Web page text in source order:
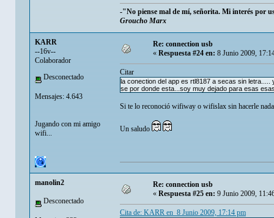
-"No piense mal de mí, señorita. Mi interés por
Groucho Marx
KARR
--16v--
Colaborador
Desconectado
Mensajes: 4.643
Jugando con mi amigo
wifi...
Re: connection usb
«Respuesta #24 en:8 Junio 2009,
Citar
la conection del app es rtl8187 a secas sin
se por donde esta...soy muy dejado para esas
Si te lo reconoció wifiway o wifislax sin hacerle
Un saludo
manolin2
Desconectado
Re: connection usb
« Respuesta #25 en: 9 Junio 2009,
Cita de: KARR en 8 Junio 2009, 17:14 pm